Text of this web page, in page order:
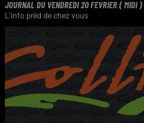
JOURNAL DU VENDREDI 20 FEVRIER ( MIDI )
L'info prèd de chez vous